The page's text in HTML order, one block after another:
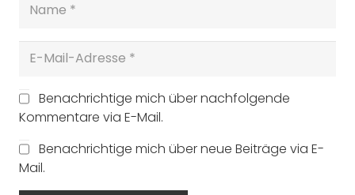
Benachrichtige mich über nachfolgende
Kommentare via E-Mail.
Benachrichtige mich über neue Beiträge via E-
Mail.